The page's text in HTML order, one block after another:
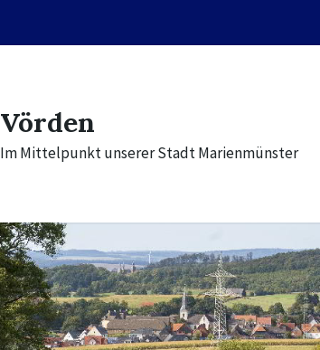
Vörden
Im Mittelpunkt unserer Stadt Marienmünster